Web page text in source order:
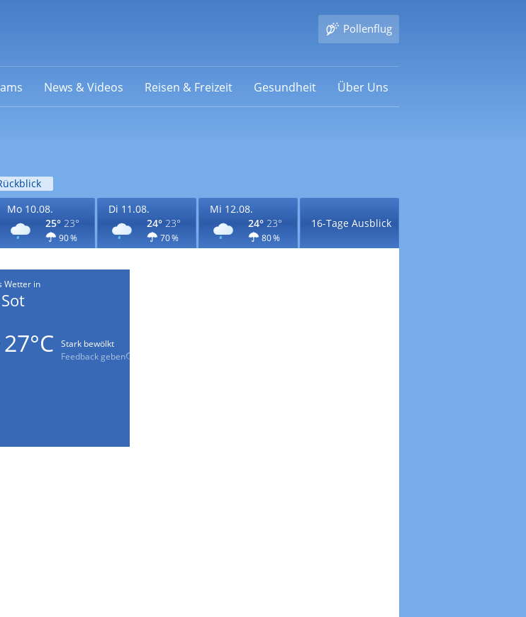
Pollenflug
News & Videos Reisen & Freizeit Gesundheit Über Uns
Mo 10.08.
25° 23°
90 %
Di 11.08.
24° 23°
70 %
Mi 12.08.
24° 23°
80 %
16-Tage Ausblick
Wetter in
27°C
Stark bewölkt
Feedback geben